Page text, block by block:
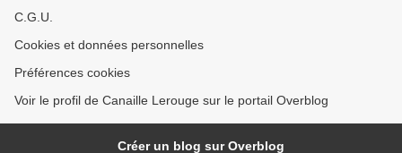
C.G.U.
Cookies et données personnelles
Préférences cookies
Voir le profil de Canaille Lerouge sur le portail Overblog
Créer un blog sur Overblog